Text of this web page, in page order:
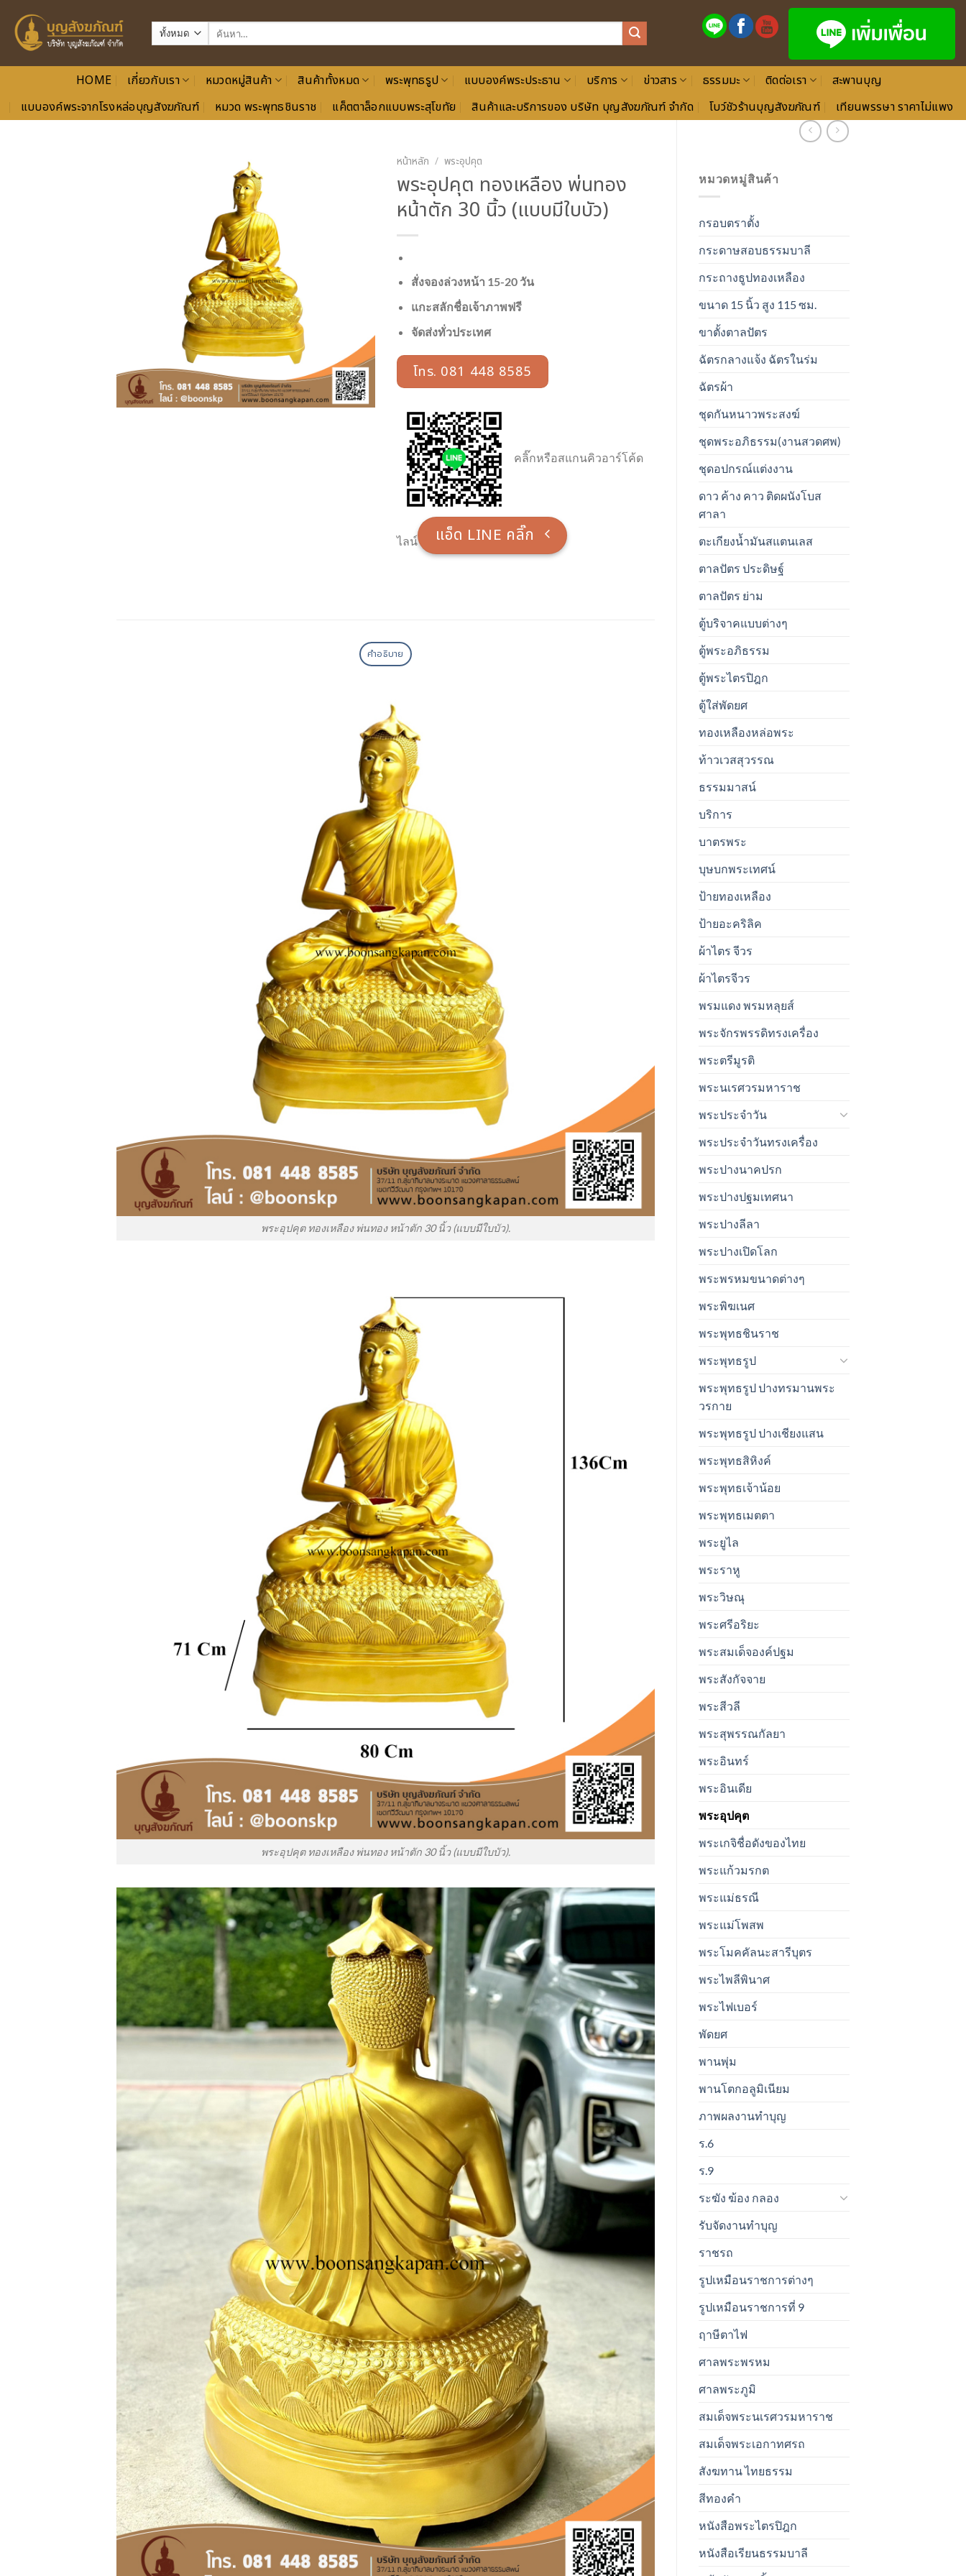
ค้นหา:
HOME เกี่ยวกับเรา หมวดหมู่สินค้า สินค้าทั้งหมด พระพุทธรูป แบบองค์พระประธาน บริการ ข่าวสาร ธรรมมะ ติดต่อเรา
สะพานบุญ
แบบองค์พระจากโรงหล่อบุญสังฆภัณฑ์
หมวด พระพุทธชินราช แค็ตตาล็อกแบบพระสุโขทัย สินค้าและบริการของ บริษัท บุญสังฆภัณฑ์ จำกัด โบว์ชัวร้านบุญสังฆภัณฑ์ เทียนพรรษา ราคาไม่แพง
หมวดหมู่สินค้า
กรอบตราตั้ง
กระดาษสอบธรรมบาลี
กระถางธูปทองเหลือง
ขนาด 15 นิ้ว สูง 115 ซม.
ขาตั้งตาลปัตร
ฉัตรกลางแจ้ง ฉัตรในร่ม
ฉัตรผ้า
ชุดกันหนาวพระสงฆ์
ชุดพระอภิธรรม(งานสวดศพ)
ชุดอปกรณ์แต่งงาน
ดาว ค้าง คาว ติดผนังโบส
ศาลา
ตะเกียงน้ำมันสแตนเลส
ตาลปัตร ประดิษฐ์
ตาลปัตร ย่าม
ตู้บริจาคแบบต่างๆ
ตู้พระอภิธรรม
ตู้พระไตรปิฎก
ตู้ใส่พัดยศ
ทองเหลืองหล่อพระ
ท้าวเวสสุวรรณ
ธรรมมาสน์
บริการ
บาตรพระ
บุษบกพระเทศน์
ป้ายทองเหลือง
ป้ายอะคริลิค
ผ้าไตร จีวร
ผ้าไตรจีวร
พรมแดง พรมหลุยส์
พระจักรพรรดิทรงเครื่อง
พระตรีมูรติ
พระนเรศวรมหาราช
พระประจำวัน
พระประจำวันทรงเครื่อง
พระปางนาคปรก
พระปางปฐมเทศนา
พระปางลีลา
พระปางเปิดโลก
พระพรหมขนาดต่างๆ
พระพิฆเนศ
พระพุทธชินราช
พระพุทธรูป
พระพุทธรูป ปางทรมานพระ
วรกาย
พระพุทธรูป ปางเชียงแสน
พระพุทธสิหิงค์
พระพุทธเจ้าน้อย
พระพุทธเมตตา
พระยูไล
พระราหู
พระวิษณุ
พระศรีอริยะ
พระสมเด็จองค์ปฐม
พระสังกัจจาย
พระสีวลี
พระสุพรรณกัลยา
พระอินทร์
พระอินเดีย
พระอุปคุต
พระเกจิชื่อดังของไทย
พระแก้วมรกต
พระแม่ธรณี
พระแม่โพสพ
พระโมคคัลนะสารีบุตร
พระไพลีพินาศ
พระไฟเบอร์
พัดยศ
พานพุ่ม
พานโตกอลูมิเนียม
ภาพผลงานทำบุญ
ร.6
ร.9
ระฆัง ฆ้อง กลอง
รับจัดงานทำบุญ
ราชรถ
รูปเหมือนราชการต่างๆ
รูปเหมือนราชการที่ 9
ฤาษีตาไฟ
ศาลพระพรหม
ศาลพระภูมิ
สมเด็จพระนเรศวรมหาราช
สมเด็จพระเอกาทศรถ
สังฆทาน ไทยธรรม
สีทองคำ
หนังสือพระไตรปิฎก
หนังสือเรียนธรรมบาลี
หน้าหลัก / พระอุปคุต
พระอุปคุต ทองเหลือง พ่นทอง
หน้าตัก 30 นิ้ว (แบบมีใบบัว)
สั่งจองล่วงหน้า 15-20 วัน
แกะสลักชื่อเจ้าภาพฟรี
จัดส่งทั่วประเทศ
โทร. 081 448 8585
คลิ๊กหรือสแกนคิวอาร์โค้ด
ไลน์ แอ็ด LINE คลิ๊ก
คำอธิบาย
พระอุปคุต ทองเหลือง พ่นทอง หน้าตัก 30 นิ้ว (แบบมีใบบัว).
พระอุปคุต ทองเหลือง พ่นทอง หน้าตัก 30 นิ้ว (แบบมีใบบัว).